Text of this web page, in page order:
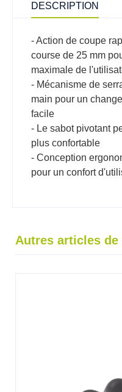
DESCRIPTION
- Action de coupe
course de 25 mm
maximale de
- Mécanisme de
main pour un
facile
- Le sabot pivotant
plus confortable
- Conception
pour un confort
Autres articles